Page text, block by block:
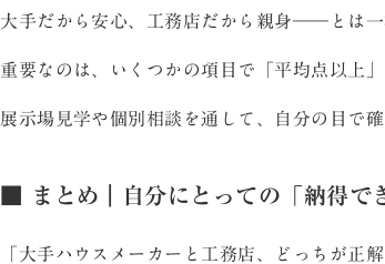
大手だから安心、工務店だから親身――とは一
重要なのは、いくつかの項目で「平均点以上
展示場見学や個別相談を通して、自分の目で
■ まとめ｜自分にとっての「納得で
「大手ハウスメーカーと工務店、どっちが正